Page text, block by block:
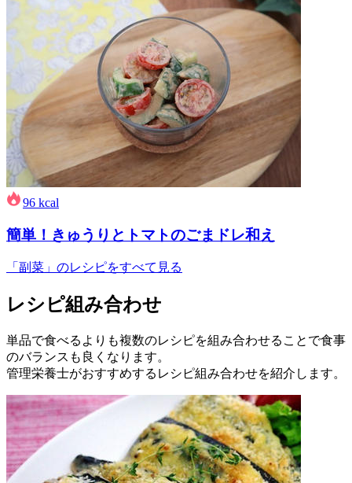
96 kcal
簡単！きゅうりとトマトのごまドレ和え
「副菜」のレシピをすべて見る
レシピ組み合わせ
単品で食べるよりも複数のレシピを組み合わせることで食事
のバランスも良くなります。
管理栄養士がおすすめするレシピ組み合わせを紹介します。